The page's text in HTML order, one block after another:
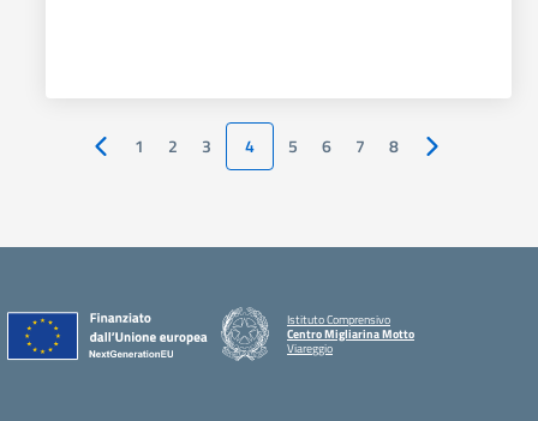
Pagina precedente
1 2 3 4 5 6 7 8 Pagina
Istituto Comprensivo
Centro Migliarina Motto
Viareggio